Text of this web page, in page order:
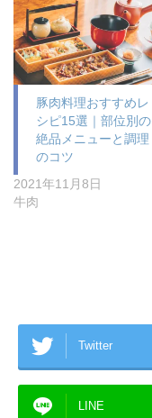
豚肉料理おすすめレ
シピ15選｜部位別の
絶品メニューと調理
のコツ
2021年11月8日
牛肉
Twitter
LINE